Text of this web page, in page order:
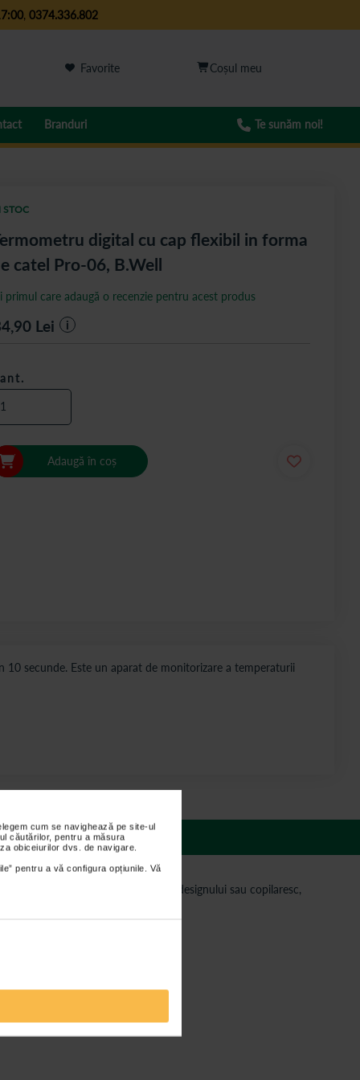
cum se navighează pe site-ul
căutărilor, pentru a măsura
obiceiurilor dvs. de navigare.
pentru a vă configura opțiunile. Vă
, 0374.336.802
Favorite
Branduri Te sunăm noi!
secunde. Este un aparat de monitorizare a temperaturii
digital cu cap flexibil in forma
catel Pro-06, B.Well
STOC
primul care adaugă o recenzie pentru acest produs
Lei i
Adaugă în coș
Datorita designului sau copilaresc,